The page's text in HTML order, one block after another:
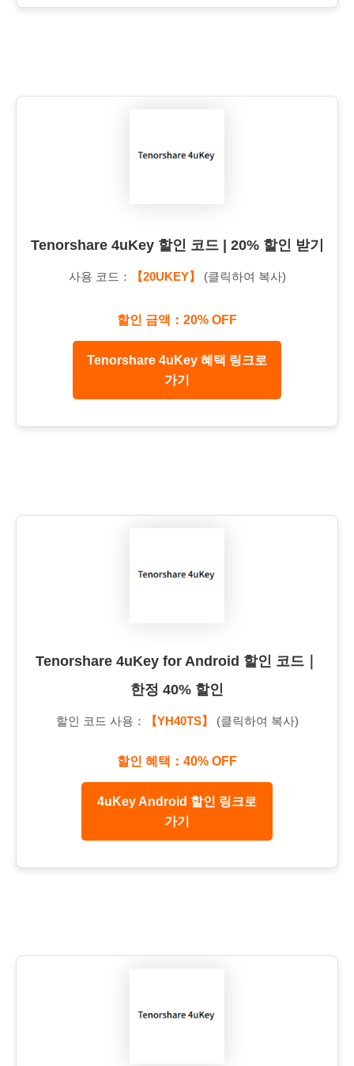
Tenorshare 4uKey 할인 코드 | 20% 할인 받기
사용 코드： 【20UKEY】 (클릭하여 복사)
할인 금액：20% OFF
Tenorshare 4uKey 혜택 링크로
가기
Tenorshare 4uKey for Android 할인 코드｜
한정 40% 할인
할인 코드 사용： 【YH40TS】 (클릭하여 복사)
할인 혜택：40% OFF
4uKey Android 할인 링크로
가기